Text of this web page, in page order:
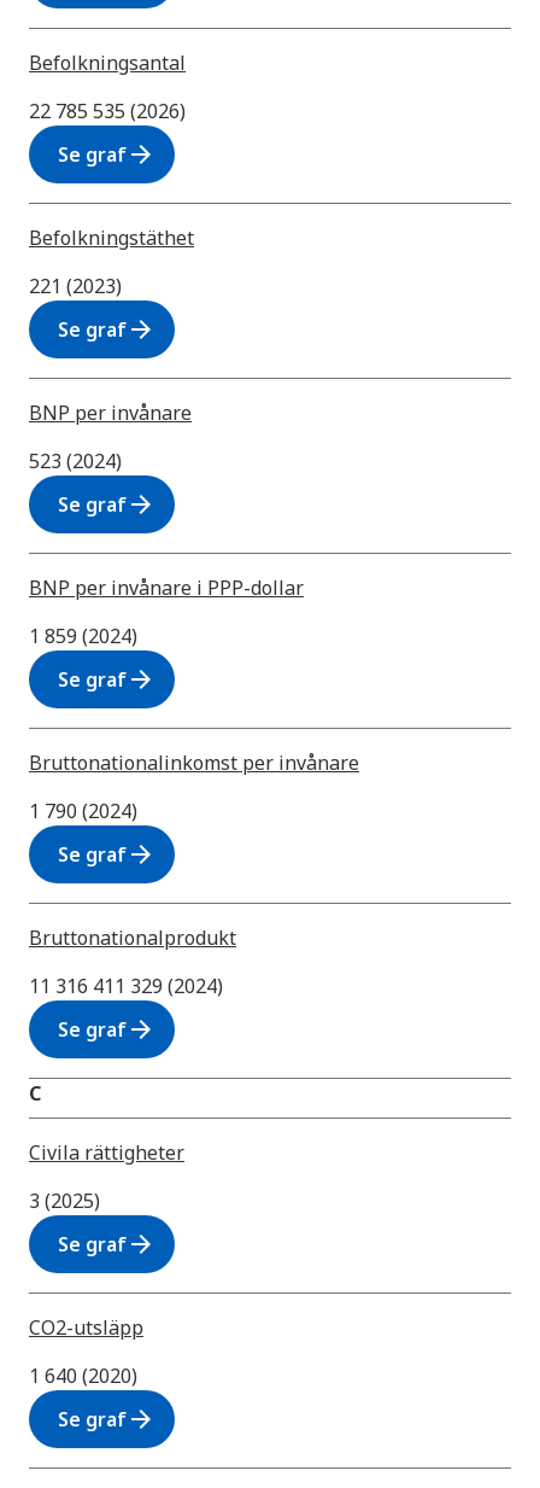
Befolkningsantal
22 785 535 (2026)
Se grafarrow_forward
Befolkningstäthet
221 (2023)
Se grafarrow_forward
BNP per invånare
523 (2024)
Se grafarrow_forward
BNP per invånare i PPP-dollar
1 859 (2024)
Se grafarrow_forward
Bruttonationalinkomst per invånare
1 790 (2024)
Se grafarrow_forward
Bruttonationalprodukt
11 316 411 329 (2024)
Se grafarrow_forward
C
Civila rättigheter
3 (2025)
Se grafarrow_forward
CO2-utsläpp
1 640 (2020)
Se grafarrow_forward